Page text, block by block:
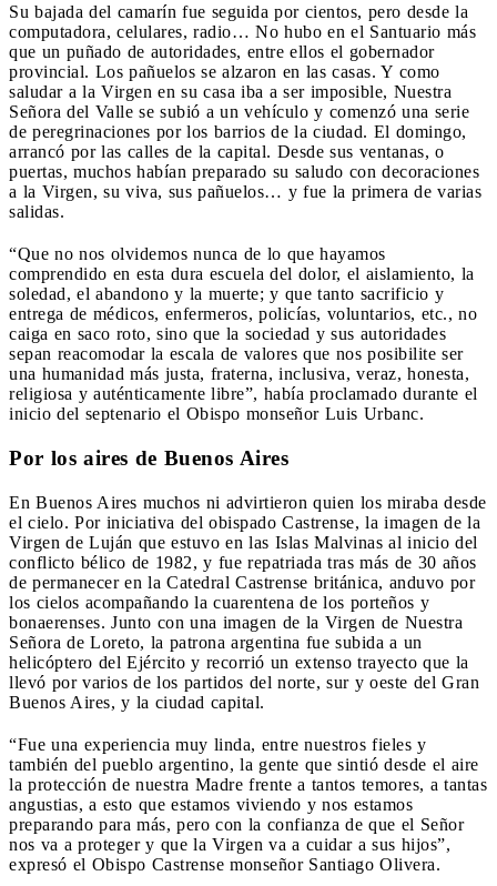
Su bajada del camarín fue seguida por cientos, pero desde la
computadora, celulares, radio… No hubo en el Santuario más
que un puñado de autoridades, entre ellos el gobernador
provincial. Los pañuelos se alzaron en las casas. Y como
saludar a la Virgen en su casa iba a ser imposible, Nuestra
Señora del Valle se subió a un vehículo y comenzó una serie
de peregrinaciones por los barrios de la ciudad. El domingo,
arrancó por las calles de la capital. Desde sus ventanas, o
puertas, muchos habían preparado su saludo con decoraciones
a la Virgen, su viva, sus pañuelos… y fue la primera de varias
salidas.
“Que no nos olvidemos nunca de lo que hayamos
comprendido en esta dura escuela del dolor, el aislamiento, la
soledad, el abandono y la muerte; y que tanto sacrificio y
entrega de médicos, enfermeros, policías, voluntarios, etc., no
caiga en saco roto, sino que la sociedad y sus autoridades
sepan reacomodar la escala de valores que nos posibilite ser
una humanidad más justa, fraterna, inclusiva, veraz, honesta,
religiosa y auténticamente libre”, había proclamado durante el
inicio del septenario el Obispo monseñor Luis Urbanc.
Por los aires de Buenos Aires
En Buenos Aires muchos ni advirtieron quien los miraba desde
el cielo. Por iniciativa del obispado Castrense, la imagen de la
Virgen de Luján que estuvo en las Islas Malvinas al inicio del
conflicto bélico de 1982, y fue repatriada tras más de 30 años
de permanecer en la Catedral Castrense británica, anduvo por
los cielos acompañando la cuarentena de los porteños y
bonaerenses. Junto con una imagen de la Virgen de Nuestra
Señora de Loreto, la patrona argentina fue subida a un
helicóptero del Ejército y recorrió un extenso trayecto que la
llevó por varios de los partidos del norte, sur y oeste del Gran
Buenos Aires, y la ciudad capital.
“Fue una experiencia muy linda, entre nuestros fieles y
también del pueblo argentino, la gente que sintió desde el aire
la protección de nuestra Madre frente a tantos temores, a tantas
angustias, a esto que estamos viviendo y nos estamos
preparando para más, pero con la confianza de que el Señor
nos va a proteger y que la Virgen va a cuidar a sus hijos”,
expresó el Obispo Castrense monseñor Santiago Olivera.